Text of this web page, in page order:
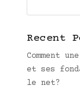
Recent
Comment
et ses
le net?